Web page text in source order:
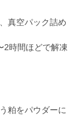
真空パック詰め
2時間ほどで解凍
粕をパウダーに